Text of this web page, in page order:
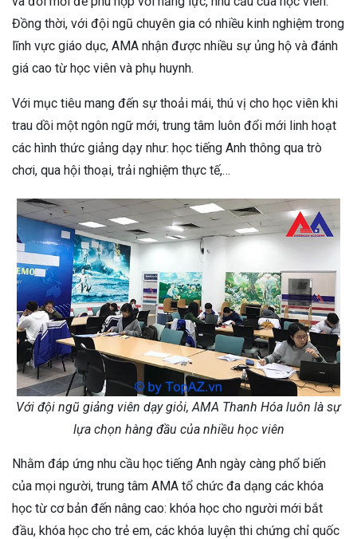
Đồng thời, với đội ngũ chuyên gia có nhiều kinh nghiệm trong
lĩnh vực giáo dục, AMA nhận được nhiều sự ủng hộ và đánh
giá cao từ học viên và phụ huynh.
Với mục tiêu mang đến sự thoải mái, thú vị cho học viên khi
trau dồi một ngôn ngữ mới, trung tâm luôn đổi mới linh hoạt
các hình thức giảng dạy như: học tiếng Anh thông qua trò
chơi, qua hội thoại, trải nghiệm thực tế,…
Với đội ngũ giảng viên dạy giỏi, AMA Thanh Hóa luôn là sự
lựa chọn hàng đầu của nhiều học viên
Nhằm đáp ứng nhu cầu học tiếng Anh ngày càng phổ biến
của mọi người, trung tâm AMA tổ chức đa dạng các khóa
học từ cơ bản đến nâng cao: khóa học cho người mới bắt
đầu, khóa học cho trẻ em, các khóa luyện thi chứng chỉ quốc